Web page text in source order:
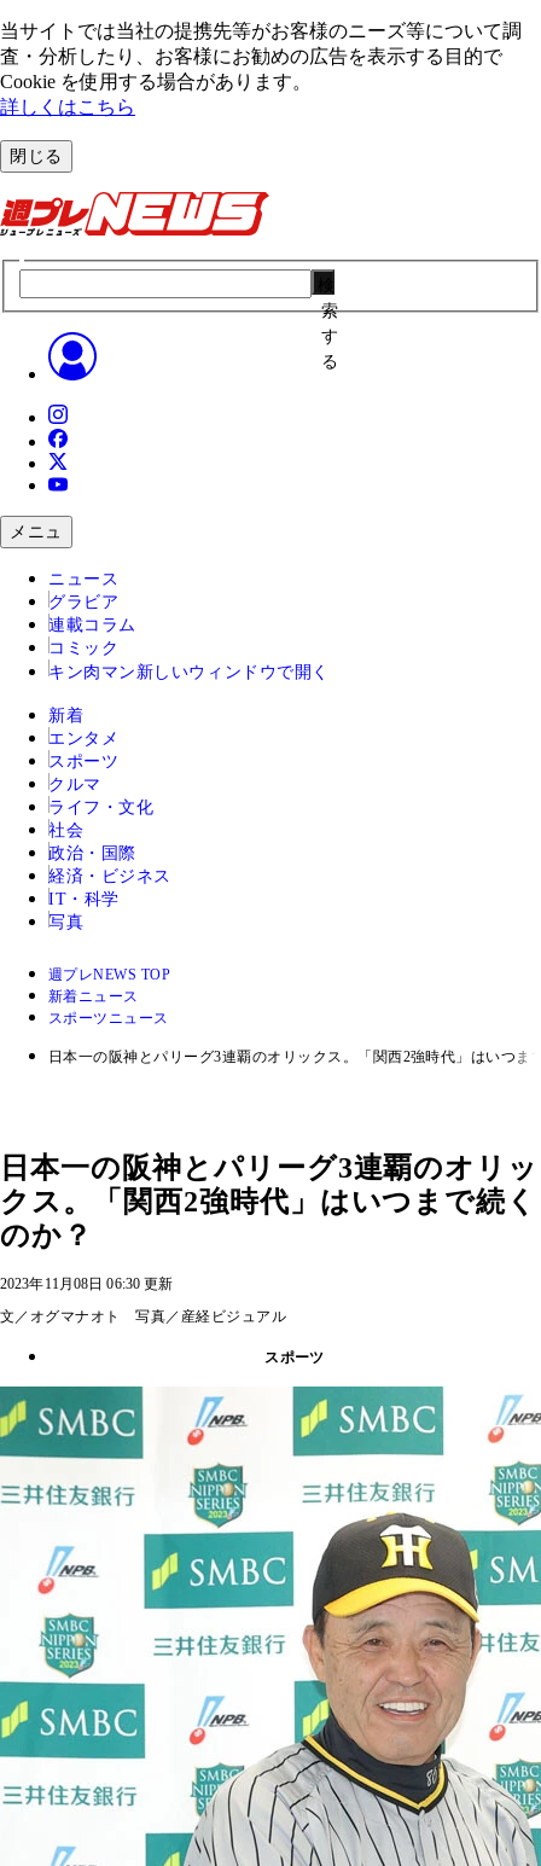
当サイトでは当社の提携先等がお客様のニーズ等について調
査・分析したり、お客様にお勧めの広告を表⽰する⽬的で
Cookie を使⽤する場合があります。
詳しくはこちら
閉じる
索
す
る
メニュ
ニュース
グラビア
連載コラム
コミック
キン肉マン 新しいウィンドウで開く
新着
エンタメ
スポーツ
クルマ
ライフ・文化
社会
政治・国際
経済・ビジネス
IT・科学
写真
週プレNEWS TOP
新着ニュース
スポーツニュース
日本一の阪神とパリーグ3連覇のオリックス。「関西2強時代」はいつま
日本一の阪神とパリーグ3連覇のオリッ
クス。「関西2強時代」はいつまで続く
のか？
2023年11月08日 06:30 更新
文／オグマナオト 写真／産経ビジュアル
スポーツ